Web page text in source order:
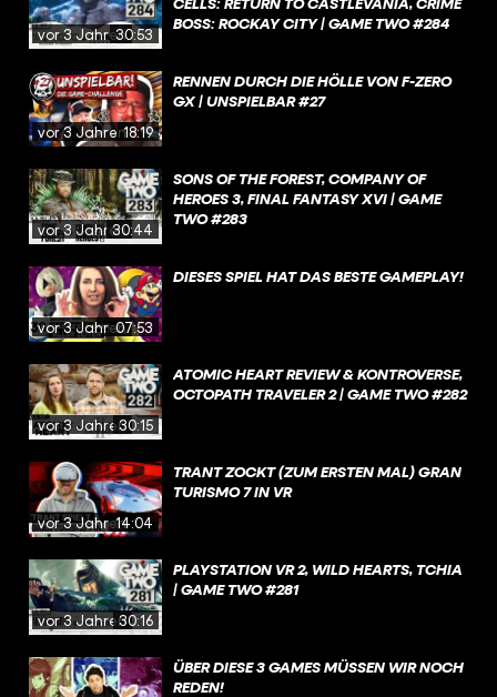
vor 3 Jahren30:53
BOSS: ROCKAY CITY | GAME TWO #284
vor 3 Jahren18:19
RENNEN DURCH DIE HÖLLE VON F-ZERO
GX | UNSPIELBAR #27
vor 3 Jahren30:44
SONS OF THE FOREST, COMPANY OF
HEROES 3, FINAL FANTASY XVI | GAME
TWO #283
vor 3 Jahren07:53
DIESES SPIEL HAT DAS BESTE GAMEPLAY!
vor 3 Jahren30:15
ATOMIC HEART REVIEW & KONTROVERSE,
OCTOPATH TRAVELER 2 | GAME TWO #282
vor 3 Jahren14:04
TRANT ZOCKT (ZUM ERSTEN MAL) GRAN
TURISMO 7 IN VR
vor 3 Jahren30:16
PLAYSTATION VR 2, WILD HEARTS, TCHIA
| GAME TWO #281
ÜBER DIESE 3 GAMES MÜSSEN WIR NOCH
REDEN!